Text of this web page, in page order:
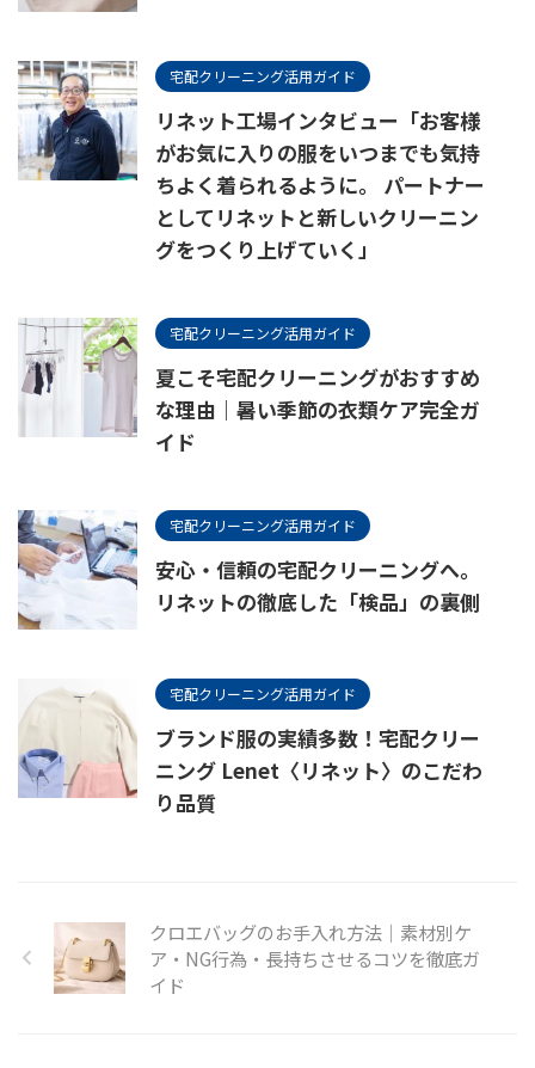
宅配クリーニング活用ガイド
リネット工場インタビュー「お客様
がお気に入りの服をいつまでも気持
ちよく着られるように。 パートナー
としてリネットと新しいクリーニン
グをつくり上げていく」
宅配クリーニング活用ガイド
夏こそ宅配クリーニングがおすすめ
な理由｜暑い季節の衣類ケア完全ガ
イド
宅配クリーニング活用ガイド
安心・信頼の宅配クリーニングへ。
リネットの徹底した「検品」の裏側
宅配クリーニング活用ガイド
ブランド服の実績多数！宅配クリー
ニング Lenet〈リネット〉のこだわ
り品質
クロエバッグのお手入れ方法｜素材別ケ
ア・NG行為・長持ちさせるコツを徹底ガ
イド